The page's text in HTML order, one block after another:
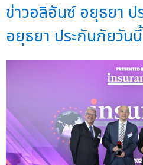
ข่าวอลิอันซ์ อยุธยา
อยุธยา ประกันภัยวันนี้